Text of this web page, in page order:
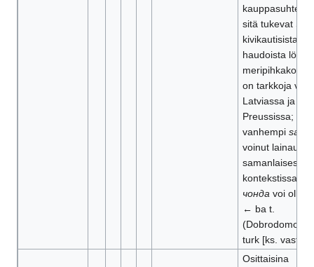
kauppasuhteita
sitä tukevat
kivikautisista
haudoista
meripihkakorut,
on tarkkoja
Latviassa ja Itä-
Preussissa;
vanhempi sata
voinut lainautua
samanlaisessa
kontekstissa;
чонда voi olla
← ba t.
(Dobrodomov)
turk [ks.
Osittaisina